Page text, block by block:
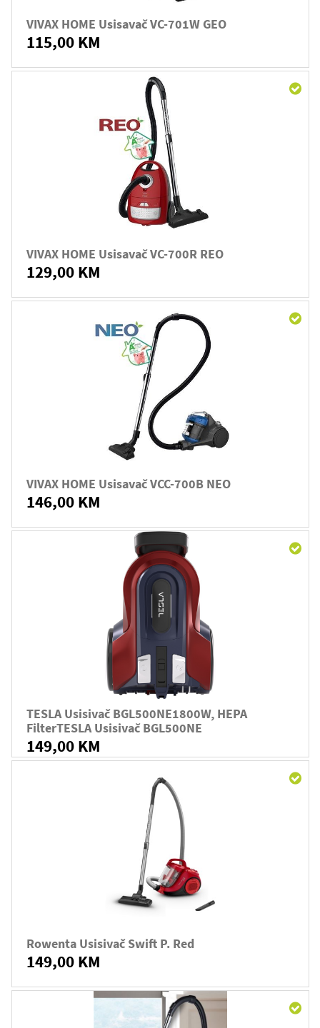
VIVAX HOME Usisavač VC-701W GEO
115,00 KM
VIVAX HOME Usisavač VC-700R REO
129,00 KM
VIVAX HOME Usisavač VCC-700B NEO
146,00 KM
TESLA Usisivač BGL500NE1800W, HEPA
FilterTESLA Usisivač BGL500NE
149,00 KM
Rowenta Usisivač Swift P. Red
149,00 KM